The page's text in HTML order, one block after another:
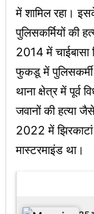
में शामिल रहा।
पुलिसकर्मियों की
2014 में
फुकडू में पुलिसकर्मी
थाना क्षेत्र में
जवानों की हत्या
2022 में
मास्टरमाइंड था।